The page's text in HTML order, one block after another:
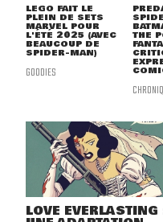
LEGO FAIT LE
PLEIN DE SETS
MARVEL POUR
L'ÉTÉ 2025 (AVEC
BEAUCOUP DE
SPIDER-MAN)
GOODIES
THE
LOVE EVERLASTING